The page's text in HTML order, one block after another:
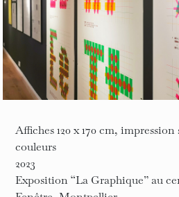
espace
autre
Affiches 120 x 170 cm,
couleurs
2023
Exposition “La Graphique” au